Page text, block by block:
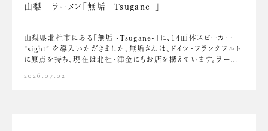
山梨 ラーメン「無垢 -Tsugane-」
山梨県北杜市にある「無垢 -Tsugane-」に、14面体スピーカー
“sight” を導入いただきました。無垢さんは、ドイツ・フランクフルト
に原点を持ち、現在は北杜・津金にもお店を構えています。ラー...
2026.07.02